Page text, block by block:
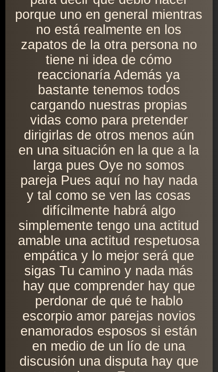
porque uno en general mientras
no está realmente en los
zapatos de la otra persona no
tiene ni idea de cómo
reaccionaría Además ya
bastante tenemos todos
cargando nuestras propias
vidas como para pretender
dirigirlas de otros menos aún
en una situación en la que a la
larga pues Oye no somos
pareja Pues aquí no hay nada
y tal como se ven las cosas
difícilmente habrá algo
simplemente tengo una actitud
amable una actitud respetuosa
empática y lo mejor será que
sigas Tu camino y nada más
hay que comprender hay que
perdonar de qué te hablo
escorpio amor parejas novios
enamorados esposos si están
en medio de un lío de una
discusión una disputa hay que